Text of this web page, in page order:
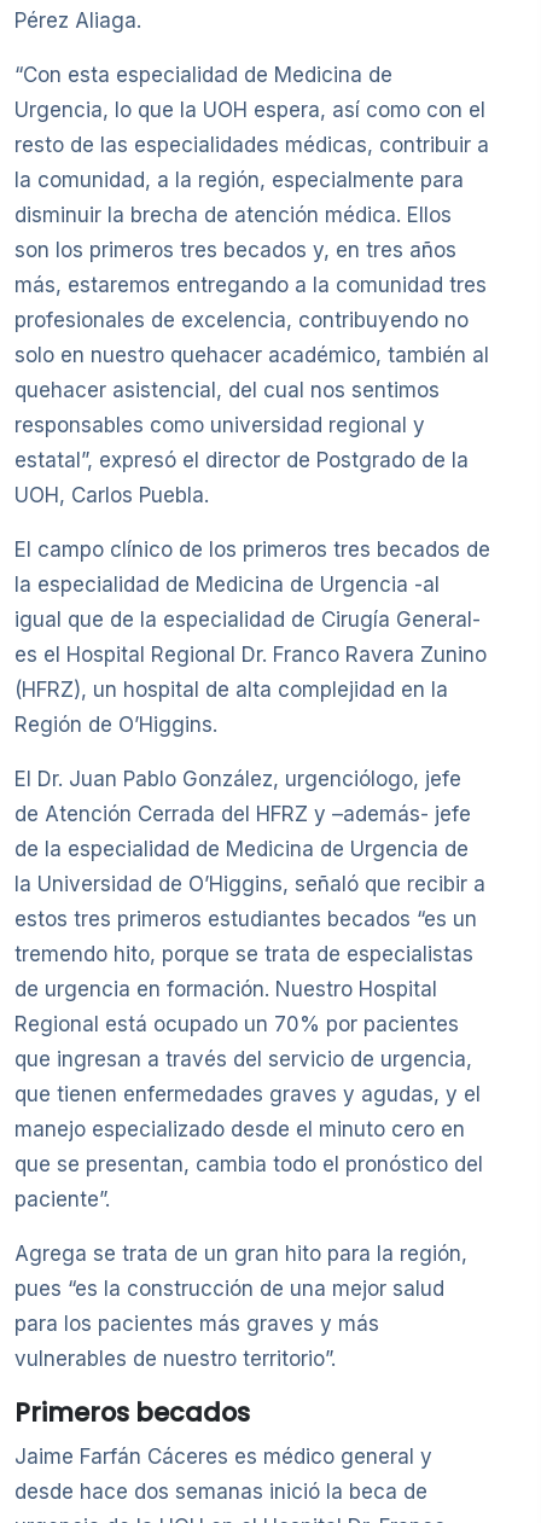
Pérez Aliaga.
“Con esta especialidad de Medicina de
Urgencia, lo que la UOH espera, así como con el
resto de las especialidades médicas, contribuir a
la comunidad, a la región, especialmente para
disminuir la brecha de atención médica. Ellos
son los primeros tres becados y, en tres años
más, estaremos entregando a la comunidad tres
profesionales de excelencia, contribuyendo no
solo en nuestro quehacer académico, también al
quehacer asistencial, del cual nos sentimos
responsables como universidad regional y
estatal”, expresó el director de Postgrado de la
UOH, Carlos Puebla.
El campo clínico de los primeros tres becados de
la especialidad de Medicina de Urgencia -al
igual que de la especialidad de Cirugía General-
es el Hospital Regional Dr. Franco Ravera Zunino
(HFRZ), un hospital de alta complejidad en la
Región de O’Higgins.
El Dr. Juan Pablo González, urgenciólogo, jefe
de Atención Cerrada del HFRZ y –además- jefe
de la especialidad de Medicina de Urgencia de
la Universidad de O’Higgins, señaló que recibir a
estos tres primeros estudiantes becados “es un
tremendo hito, porque se trata de especialistas
de urgencia en formación. Nuestro Hospital
Regional está ocupado un 70% por pacientes
que ingresan a través del servicio de urgencia,
que tienen enfermedades graves y agudas, y el
manejo especializado desde el minuto cero en
que se presentan, cambia todo el pronóstico del
paciente”.
Agrega se trata de un gran hito para la región,
pues “es la construcción de una mejor salud
para los pacientes más graves y más
vulnerables de nuestro territorio”.
Primeros becados
Jaime Farfán Cáceres es médico general y
desde hace dos semanas inició la beca de